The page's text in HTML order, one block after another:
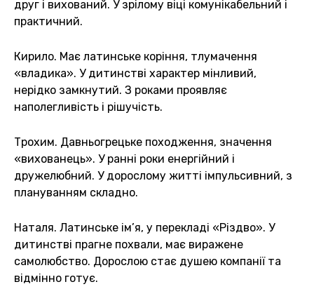
друг і вихований. У зрілому віці комунікабельний і
практичний.
Кирило. Має латинське коріння, тлумачення
«владика». У дитинстві характер мінливий,
нерідко замкнутий. З роками проявляє
наполегливість і рішучість.
Трохим. Давньогрецьке походження, значення
«вихованець». У ранні роки енергійний і
дружелюбний. У дорослому житті імпульсивний, з
плануванням складно.
Наталя. Латинське ім’я, у перекладі «Різдво». У
дитинстві прагне похвали, має виражене
самолюбство. Дорослою стає душею компанії та
відмінно готує.